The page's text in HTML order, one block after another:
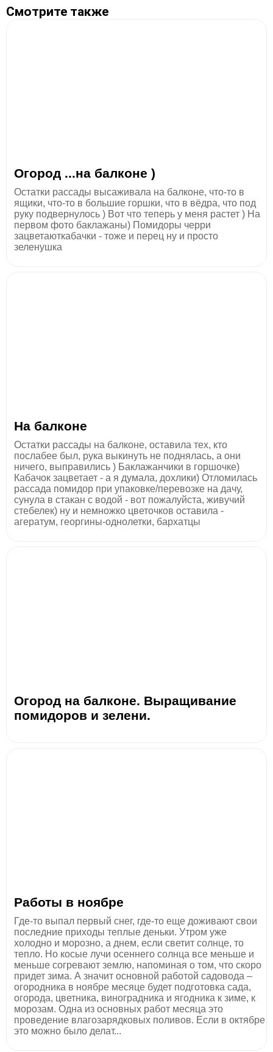
Смотрите также
Огород ...на балконе )
Остатки рассады высаживала на балконе, что-то в
ящики, что-то в большие горшки, что в вёдра, что под
руку подвернулось ) Вот что теперь у меня растет ) На
первом фото баклажаны) Помидоры черри
зацветаюткабачки - тоже и перец ну и просто
зеленушка
На балконе
Остатки рассады на балконе, оставила тех, кто
послабее был, рука выкинуть не поднялась, а они
ничего, выправились ) Баклажанчики в горшочке)
Кабачок зацветает - а я думала, дохлики) Отломилась
рассада помидор при упаковке/перевозке на дачу,
сунула в стакан с водой - вот пожалуйста, живучий
стебелек) ну и немножко цветочков оставила -
агератум, георгины-однолетки, бархатцы
Огород на балконе. Выращивание
помидоров и зелени.
Работы в ноябре
Где-то выпал первый снег, где-то еще доживают свои
последние приходы теплые деньки. Утром уже
холодно и морозно, а днем, если светит солнце, то
тепло. Но косые лучи осеннего солнца все меньше и
меньше согревают землю, напоминая о том, что скоро
придет зима. А значит основной работой садовода –
огородника в ноябре месяце будет подготовка сада,
огорода, цветника, виноградника и ягодника к зиме, к
морозам. Одна из основных работ месяца это
проведение влагозарядковых поливов. Если в октябре
это можно было делат...